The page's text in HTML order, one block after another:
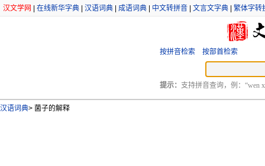
汉文学网 在线新华字典 汉语词典 成语词典 中文转拼音 文言文字典 繁体字转
按拼音检索 按部首检索
提示： 支持拼音查询，例：“wen
汉语词典> 菌子的解释